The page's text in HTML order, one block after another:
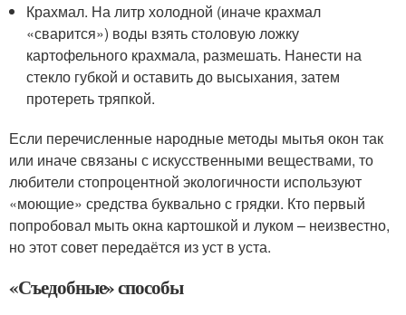
Крахмал. На литр холодной (иначе крахмал
«сварится») воды взять столовую ложку
картофельного крахмала, размешать. Нанести на
стекло губкой и оставить до высыхания, затем
протереть тряпкой.
Если перечисленные народные методы мытья окон так
или иначе связаны с искусственными веществами, то
любители стопроцентной экологичности используют
«моющие» средства буквально с грядки. Кто первый
попробовал мыть окна картошкой и луком – неизвестно,
но этот совет передаётся из уст в уста.
«Съедобные» способы